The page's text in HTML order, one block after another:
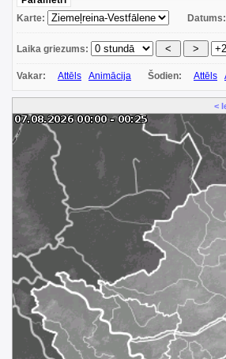
Karte:
Datums:
Laika griezums:
Vakar: Attēls Animācija Šodien: Attēls
<